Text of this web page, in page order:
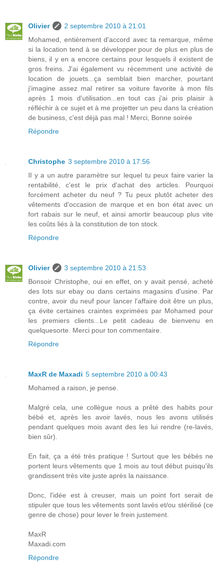
Olivier
2 septembre 2010 à 21:01
Mohamed, entièrement d'accord avec ta remarque, même
si la location tend à se développer pour de plus en plus de
biens, il y en a encore certains pour lesquels il existent de
gros freins. J'ai également vu récemment une activité de
location de jouets...ça semblait bien marcher, pourtant
j'imagine assez mal retirer sa voiture favorite à mon fils
après 1 mois d'utilisation...en tout cas j'ai pris plaisir à
réfléchir à ce sujet et à me projetter un peu dans la création
de business, c'est déjà pas mal ! Merci, Bonne soirée
Répondre
Christophe 3 septembre 2010 à 17:56
Il y a un autre paramètre sur lequel tu peux faire varier la
rentabilité, c'est le prix d'achat des articles. Pourquoi
forcément acheter du neuf ? Tu peux plutôt acheter des
vêtements d'occasion de marque et en bon état avec un
fort rabais sur le neuf, et ainsi amortir beaucoup plus vite
les coûts liés à la constitution de ton stock.
Répondre
Olivier
3 septembre 2010 à 21:53
Bonsoir Christophe, oui en effet, on y avait pensé, acheté
des lots sur ebay ou dans certains magasins d'usine. Par
contre, avoir du neuf pour lancer l'affaire doit être un plus,
ça évite certaines craintes exprimées par Mohamed pour
les premiers clients...Le petit cadeau de bienvenu en
quelquesorte. Merci pour ton commentaire.
Répondre
MaxR de Maxadi 5 septembre 2010 à 00:43
Mohamed a raison, je pense.
Malgré cela, une collègue nous a prêté des habits pour
bébé et, après les avoir lavés, nous les avons utilisés
pendant quelques mois avant des les lui rendre (re-lavés,
bien sûr).
En fait, ça a été très pratique ! Surtout que les bébés ne
portent leurs vêtements que 1 mois au tout début puisqu'ils
grandissent très vite juste après la naissance.
Donc, l'idée est à creuser, mais un point fort serait de
stipuler que tous les vêtements sont lavés et/ou stérilisé (ce
genre de chose) pour lever le frein justement.
MaxR
Maxadi.com
Répondre